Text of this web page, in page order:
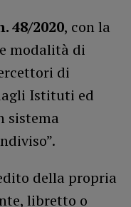
48/2020, con la
modalità di
di
Istituti ed
sistema
della propria
libretto o